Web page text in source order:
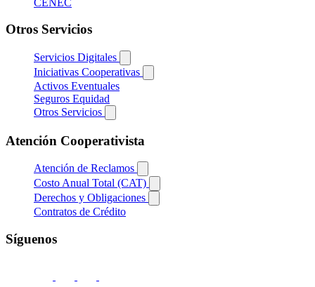
Otros Servicios
Servicios Digitales
Iniciativas Cooperativas
Activos Eventuales
Seguros Equidad
Otros Servicios
Atención Cooperativista
Atención de Reclamos
Costo Anual Total (CAT)
Derechos y Obligaciones
Contratos de Crédito
Síguenos